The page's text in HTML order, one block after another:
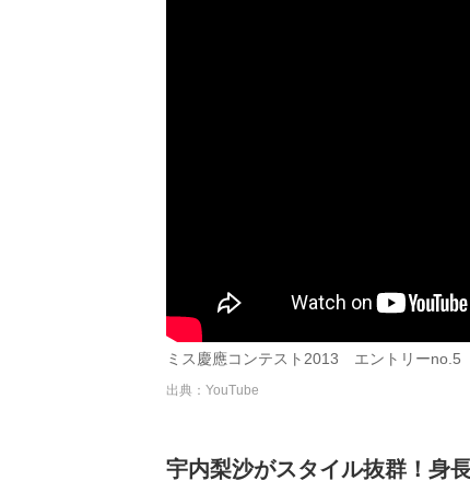
ミス慶應コンテスト2013 エントリー
出典：YouTube
宇内梨沙がスタイル抜群！身